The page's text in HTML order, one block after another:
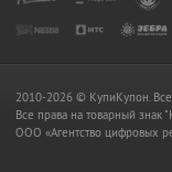
2010-2026 © КупиКупон.
Все права на товарный
OOO «Агентство цифровых